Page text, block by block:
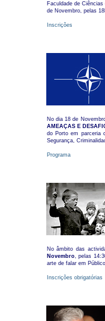
Faculdade de
de Novembro, pelas
Inscrições
No dia 18 de
AMEAÇAS E
do Porto em parceria
Segurança,
Programa
No âmbito das
Novembro, pelas
arte de falar em
Inscrições obrigatórias